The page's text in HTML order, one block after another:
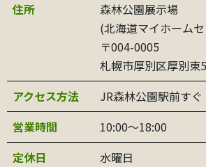
住所
森林公園展示場
(北海道マイホーム
〒004-0005
札幌市厚別区厚別東
アクセス方法
JR森林公園駅前すぐ
営業時間
10:00～18:00
定休日
水曜日